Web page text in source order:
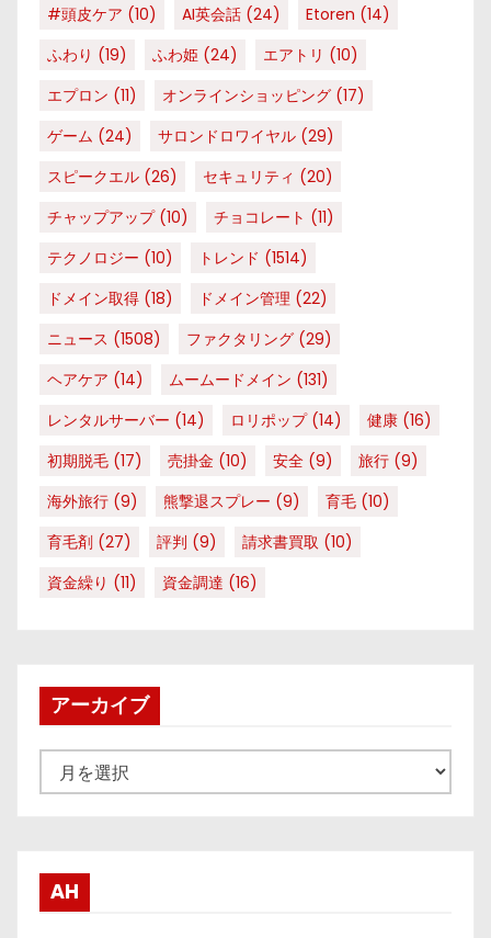
#頭皮ケア (10) AI英会話 (24) Etoren (14)
ふわり (19) ふわ姫 (24) エアトリ (10)
エプロン (11) オンラインショッピング (17)
ゲーム (24) サロンドロワイヤル (29)
スピークエル (26) セキュリティ (20)
チャップアップ(10) チョコレート (11)
テクノロジー (10) トレンド (1514)
ドメイン取得 (18) ドメイン管理 (22)
ニュース (1508) ファクタリング (29)
ヘアケア (14) ムームードメイン (131)
レンタルサーバー (14) ロリポップ(14) 健康 (16)
初期脱毛 (17) 売掛金 (10) 安全 (9) 旅行 (9)
海外旅行 (9) 熊撃退スプレー (9) 育毛 (10)
育毛剤 (27) 評判 (9) 請求書買取 (10)
資金繰り (11) 資金調達 (16)
アーカイブ
ー
ブ
AH